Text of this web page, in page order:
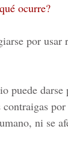
ocurre?
por
puede
ni se